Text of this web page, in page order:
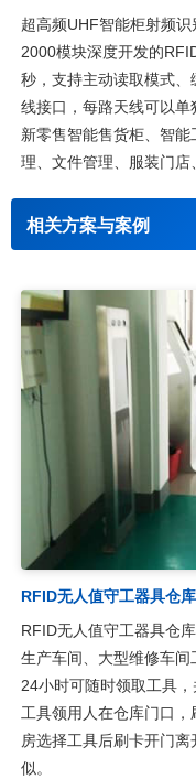
超高频UHF智能柜射频
2000模块深度开发的
秒，支持主动读取模式
线接口，每路天线可以
新零售智能售货柜、智
理、文件管理、服装门店
相关方案与案例
RFID无人值守工器具仓
RFID无人值守工器具仓
生产车间、大型维修车间
24小时可随时领取工具
工具领用人在仓库门口
房选择工具后刷卡开门
似。